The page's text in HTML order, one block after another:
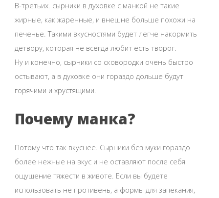
В-третьих. сырники в духовке с манкой не такие
жирные, как жаренные, и внешне больше похожи на
печенье. Такими вкусностями будет легче накормить
детвору, которая не всегда любит есть творог.
Ну и конечно, сырники со сковородки очень быстро
остывают, а в духовке они гораздо дольше будут
горячими и хрустящими.
Почему манка?
Потому что так вкуснее. Сырники без муки гораздо
более нежные на вкус и не оставляют после себя
ощущение тяжести в животе. Если вы будете
использовать не противень, а формы для запекания,